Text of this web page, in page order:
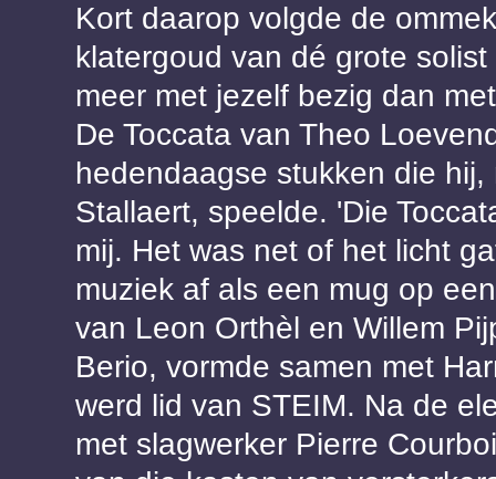
Kort daarop volgde de
klatergoud van dé grote
meer met jezelf bezig dan
De Toccata van Theo
hedendaagse stukken die
Stallaert, speelde. 'Die
mij. Het was net of het licht
muziek af als een mug op
van Leon Orthèl en Willem
Berio, vormde samen met
werd lid van STEIM. Na de
met slagwerker Pierre